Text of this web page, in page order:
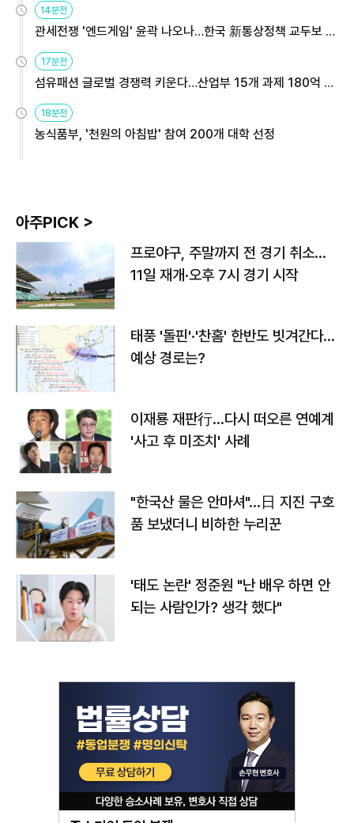
14분전
관세전쟁 '엔드게임' 윤곽 나오나…한국 新통상정책 교두보 활
17분전
섬유패션 글로벌 경쟁력 키운다…산업부 15개 과제 180억 지
18분전
농식품부, '천원의 아침밥' 참여 200개 대학 선정
아주PICK >
프로야구, 주말까지 전 경기 취소…
11일 재개·오후 7시 경기 시작
태풍 '돌핀'·'찬홈' 한반도 빗겨간다…
예상 경로는?
이재룡 재판行…다시 떠오른 연예계
'사고 후 미조치' 사례
"한국산 물은 안마셔"…日 지진 구호
품 보냈더니 비하한 누리꾼
'태도 논란' 정준원 "난 배우 하면 안
되는 사람인가? 생각 했다"